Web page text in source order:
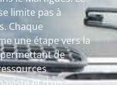
limite pas à
Chaque
une étape vers la
de